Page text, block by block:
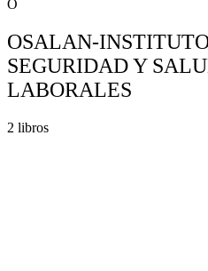
O
OSALAN-
SEGURIDAD Y
LABORALES
2 libros